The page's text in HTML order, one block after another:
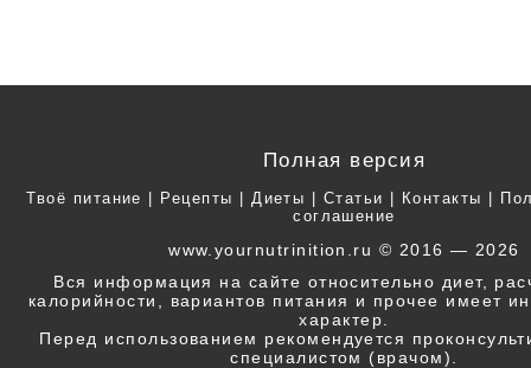
Полная версия
Твоё питание | Рецепты | Диеты | Статьи | Контакты |
соглашение
www.yournutrinition.ru © 2016 — 2026
Вся информация на сайте относительно диет,
калорийности, вариантов питания и прочее имеет
характер.
Перед использованием рекомендуется
специалистом (врачом).